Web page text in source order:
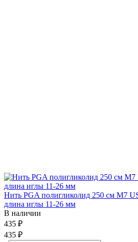
Нить PGA полигликолид 250 см М7
длина иглы 11-26 мм
В наличии
435 ₽
435 ₽